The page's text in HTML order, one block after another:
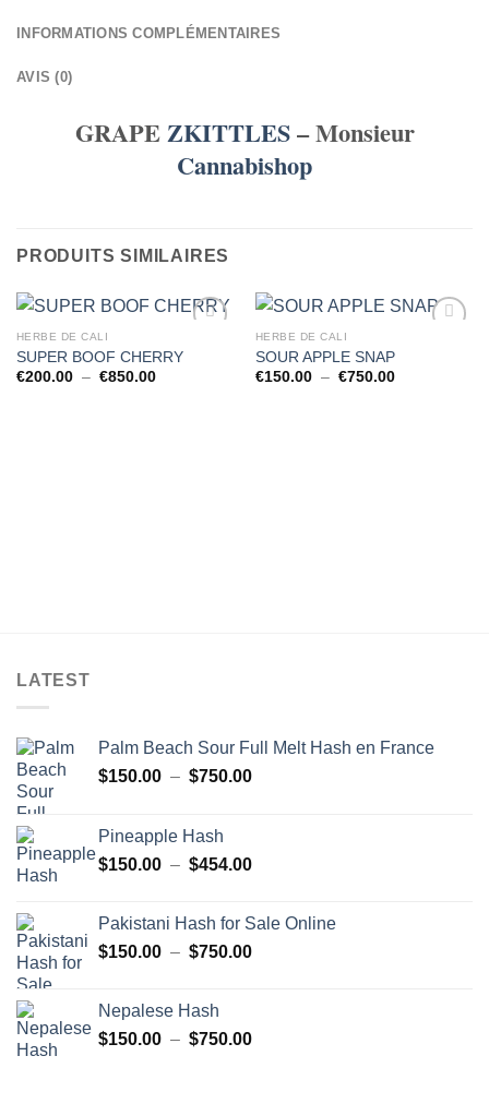
INFORMATIONS COMPLÉMENTAIRES
AVIS (0)
GRAPEZKITTLES– Monsieur
Cannabishop
PRODUITS SIMILAIRES
HERBE DE CALI
SUPER BOOF CHERRY
€200.00 – €850.00Plage
HERBE DE CALI
SOUR APPLE SNAP
€150.00 – €750.00Plage
LATEST
Palm Beach Sour Full Melt Hash en France
$150.00 – $750.00Plage
à
Pineapple Hash
$150.00 – $454.00Plage
$150.00
à
Pakistani Hash for Sale Online
$150.00 – $750.00Plage
à
Nepalese Hash
$150.00 – $750.00Plage